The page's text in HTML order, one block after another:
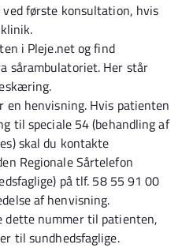
første konsultation, hvis
i Pleje.net og find
sårambulatoriet. Her står
en henvisning. Hvis patienten
til speciale 54 (behandling af
skal du kontakte
Regionale Sårtelefon
på tlf. 58 55 91 00
af henvisning.
dette nummer til patienten,
til sundhedsfaglige.